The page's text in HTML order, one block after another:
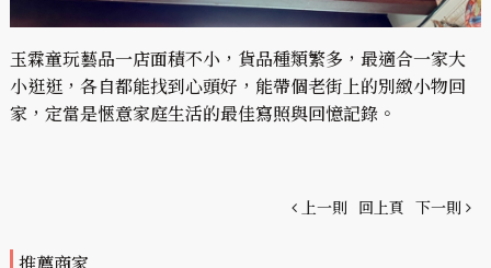
玉霖童玩藝品一店面積不小，貨品種類繁多，最適合一家大
小逛逛，各自都能找到心頭好，能帶個老街上的別緻小物回
家，定當是愜意家庭生活的最佳寫照與回憶記錄。
上一則 回上頁 下一則
推薦商家